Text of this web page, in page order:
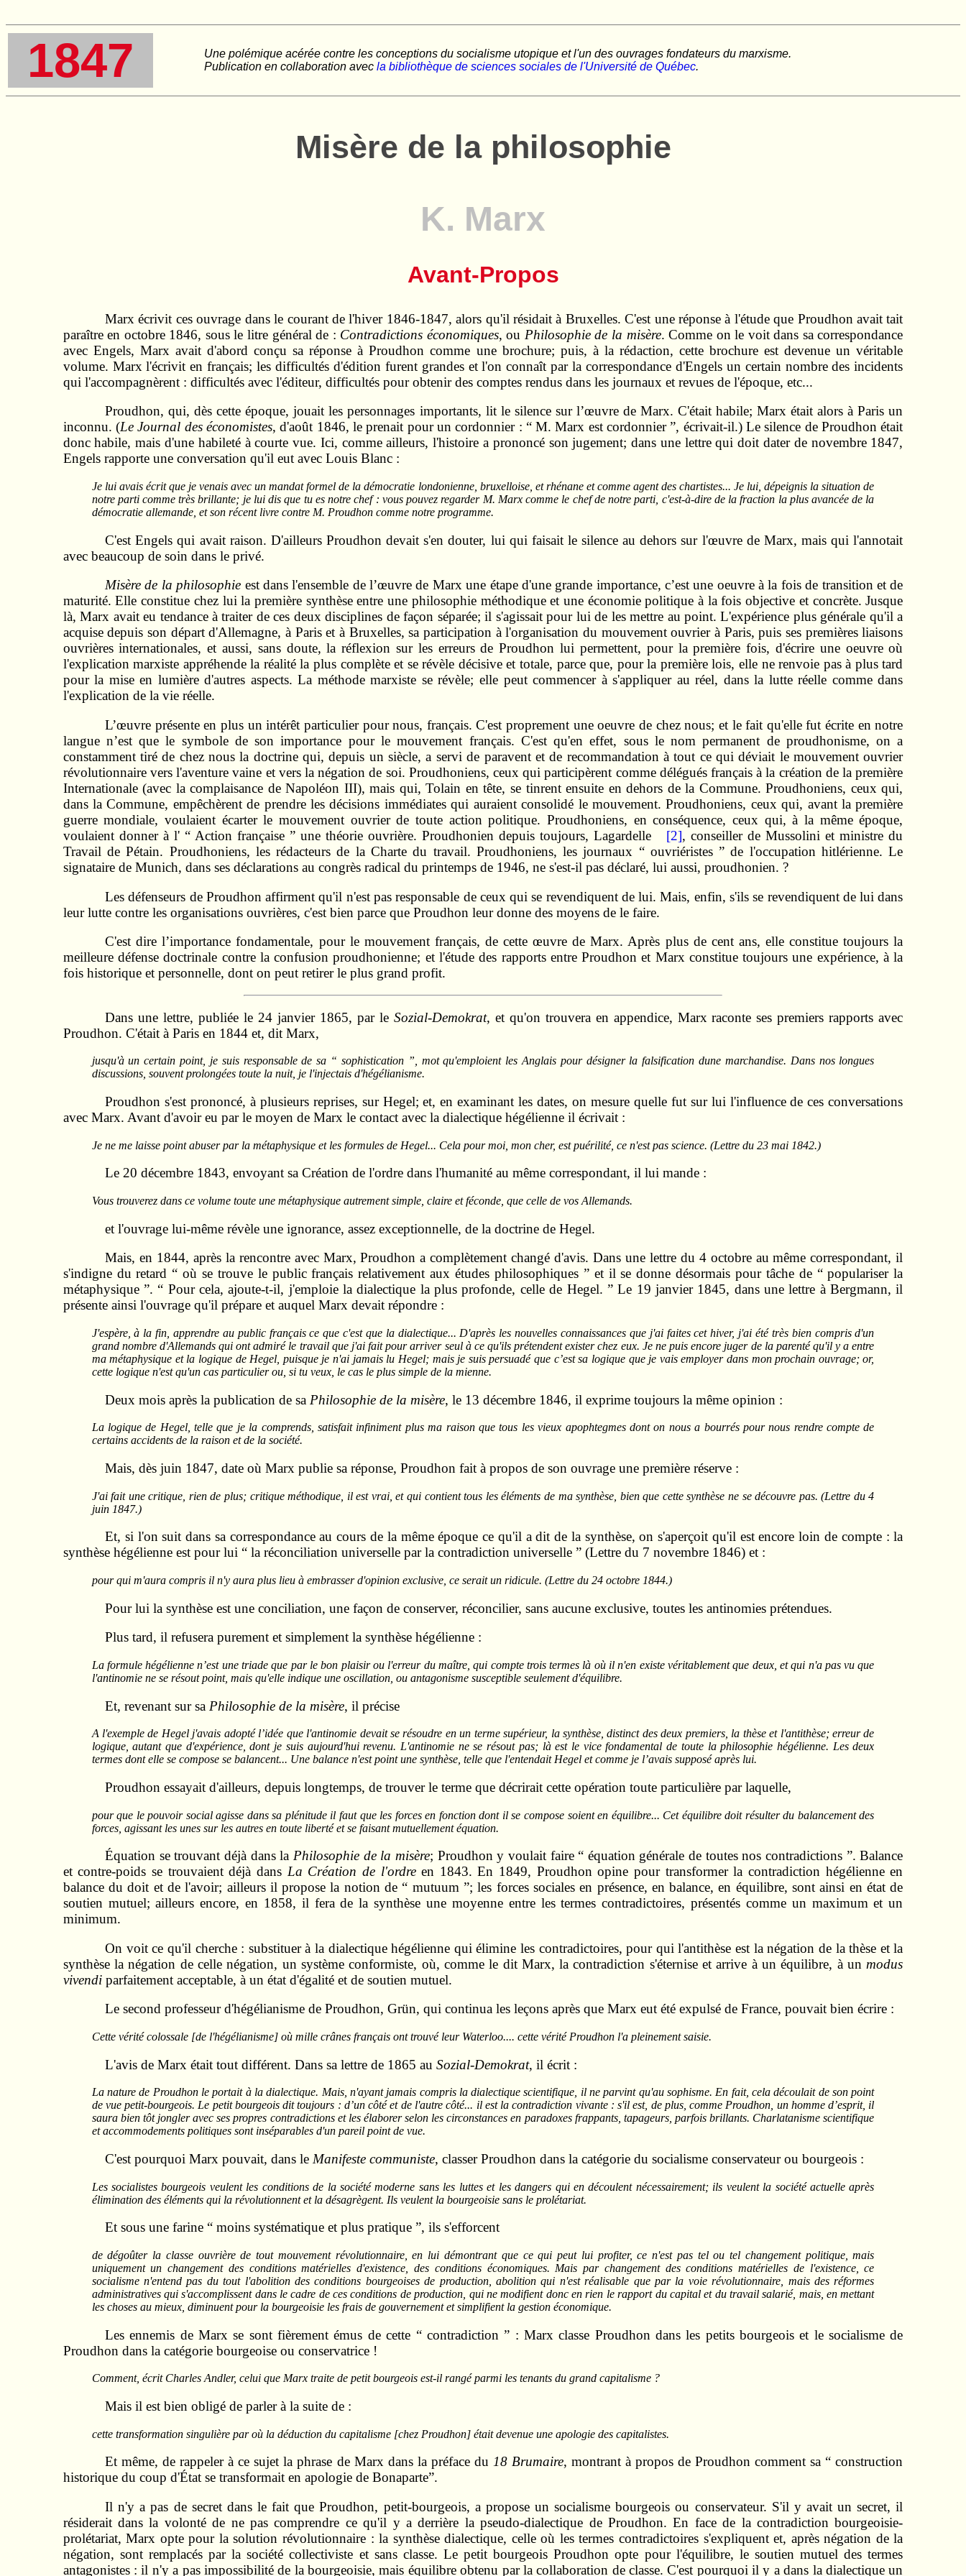
1847
Une polémique acérée contre les conceptions du socialisme utopique et l'un des ouvrages fondateurs du marxisme.
Publication en collaboration avec la bibliothèque de sciences sociales de l'Université de Québec.
Misère de la philosophie
K. Marx
Avant-Propos
Marx écrivit ces ouvrage dans le courant de l'hiver 1846-1847, alors qu'il résidait à Bruxelles. C'est une réponse à l'étude que Proudhon avait tait
paraître en octobre 1846, sous le litre général de : Contradictions économiques, ou Philosophie de la misère. Comme on le voit dans sa correspondance
avec Engels, Marx avait d'abord conçu sa réponse à Proudhon comme une brochure; puis, à la rédaction, cette brochure est devenue un véritable
volume. Marx l'écrivit en français; les difficultés d'édition furent grandes et l'on connaît par la correspondance d'Engels un certain nombre des incidents
qui l'accompagnèrent : difficultés avec l'éditeur, difficultés pour obtenir des comptes rendus dans les journaux et revues de l'époque, etc...
Proudhon, qui, dès cette époque, jouait les personnages importants, lit le silence sur l’œuvre de Marx. C'était habile; Marx était alors à Paris un
inconnu. (Le Journal des économistes, d'août 1846, le prenait pour un cordonnier : “ M. Marx est cordonnier ”, écrivait-il.) Le silence de Proudhon était
donc habile, mais d'une habileté à courte vue. Ici, comme ailleurs, l'histoire a prononcé son jugement; dans une lettre qui doit dater de novembre 1847,
Engels rapporte une conversation qu'il eut avec Louis Blanc :
Je lui avais écrit que je venais avec un mandat formel de la démocratie londonienne, bruxelloise, et rhénane et comme agent des chartistes... Je lui, dépeignis la situation de
notre parti comme très brillante; je lui dis que tu es notre chef : vous pouvez regarder M. Marx comme le chef de notre parti, c'est-à-dire de la fraction la plus avancée de la
démocratie allemande, et son récent livre contre M. Proudhon comme notre programme.
C'est Engels qui avait raison. D'ailleurs Proudhon devait s'en douter, lui qui faisait le silence au dehors sur l'œuvre de Marx, mais qui l'annotait
avec beaucoup de soin dans le privé.
Misère de la philosophie est dans l'ensemble de l’œuvre de Marx une étape d'une grande importance, c’est une oeuvre à la fois de transition et de
maturité. Elle constitue chez lui la première synthèse entre une philosophie méthodique et une économie politique à la fois objective et concrète. Jusque
là, Marx avait eu tendance à traiter de ces deux disciplines de façon séparée; il s'agissait pour lui de les mettre au point. L'expérience plus générale qu'il a
acquise depuis son départ d'Allemagne, à Paris et à Bruxelles, sa participation à l'organisation du mouvement ouvrier à Paris, puis ses premières liaisons
ouvrières internationales, et aussi, sans doute, la réflexion sur les erreurs de Proudhon lui permettent, pour la première fois, d'écrire une oeuvre où
l'explication marxiste appréhende la réalité la plus complète et se révèle décisive et totale, parce que, pour la première lois, elle ne renvoie pas à plus tard
pour la mise en lumière d'autres aspects. La méthode marxiste se révèle; elle peut commencer à s'appliquer au réel, dans la lutte réelle comme dans
l'explication de la vie réelle.
L’œuvre présente en plus un intérêt particulier pour nous, français. C'est proprement une oeuvre de chez nous; et le fait qu'elle fut écrite en notre
langue n’est que le symbole de son importance pour le mouvement français. C'est qu'en effet, sous le nom permanent de proudhonisme, on a
constamment tiré de chez nous la doctrine qui, depuis un siècle, a servi de paravent et de recommandation à tout ce qui déviait le mouvement ouvrier
révolutionnaire vers l'aventure vaine et vers la négation de soi. Proudhoniens, ceux qui participèrent comme délégués français à la création de la première
Internationale (avec la complaisance de Napoléon III), mais qui, Tolain en tête, se tinrent ensuite en dehors de la Commune. Proudhoniens, ceux qui,
dans la Commune, empêchèrent de prendre les décisions immédiates qui auraient consolidé le mouvement. Proudhoniens, ceux qui, avant la première
guerre mondiale, voulaient écarter le mouvement ouvrier de toute action politique. Proudhoniens, en conséquence, ceux qui, à la même époque,
voulaient donner à l' “ Action française ” une théorie ouvrière. Proudhonien depuis toujours, Lagardelle [2], conseiller de Mussolini et ministre du
Travail de Pétain. Proudhoniens, les rédacteurs de la Charte du travail. Proudhoniens, les journaux “ ouvriéristes ” de l'occupation hitlérienne. Le
signataire de Munich, dans ses déclarations au congrès radical du printemps de 1946, ne s'est-il pas déclaré, lui aussi, proudhonien. ?
Les défenseurs de Proudhon affirment qu'il n'est pas responsable de ceux qui se revendiquent de lui. Mais, enfin, s'ils se revendiquent de lui dans
leur lutte contre les organisations ouvrières, c'est bien parce que Proudhon leur donne des moyens de le faire.
C'est dire l’importance fondamentale, pour le mouvement français, de cette œuvre de Marx. Après plus de cent ans, elle constitue toujours la
meilleure défense doctrinale contre la confusion proudhonienne; et l'étude des rapports entre Proudhon et Marx constitue toujours une expérience, à la
fois historique et personnelle, dont on peut retirer le plus grand profit.
Dans une lettre, publiée le 24 janvier 1865, par le Sozial-Demokrat, et qu'on trouvera en appendice, Marx raconte ses premiers rapports avec
Proudhon. C'était à Paris en 1844 et, dit Marx,
jusqu'à un certain point, je suis responsable de sa “ sophistication ”, mot qu'emploient les Anglais pour désigner la falsification dune marchandise. Dans nos longues
discussions, souvent prolongées toute la nuit, je l'injectais d'hégélianisme.
Proudhon s'est prononcé, à plusieurs reprises, sur Hegel; et, en examinant les dates, on mesure quelle fut sur lui l'influence de ces conversations
avec Marx. Avant d'avoir eu par le moyen de Marx le contact avec la dialectique hégélienne il écrivait :
Je ne me laisse point abuser par la métaphysique et les formules de Hegel... Cela pour moi, mon cher, est puérilité, ce n'est pas science. (Lettre du 23 mai 1842.)
Le 20 décembre 1843, envoyant sa Création de l'ordre dans l'humanité au même correspondant, il lui mande :
Vous trouverez dans ce volume toute une métaphysique autrement simple, claire et féconde, que celle de vos Allemands.
et l'ouvrage lui-même révèle une ignorance, assez exceptionnelle, de la doctrine de Hegel.
Mais, en 1844, après la rencontre avec Marx, Proudhon a complètement changé d'avis. Dans une lettre du 4 octobre au même correspondant, il
s'indigne du retard “ où se trouve le public français relativement aux études philosophiques ” et il se donne désormais pour tâche de “ populariser la
métaphysique ”. “ Pour cela, ajoute-t-il, j'emploie la dialectique la plus profonde, celle de Hegel. ” Le 19 janvier 1845, dans une lettre à Bergmann, il
présente ainsi l'ouvrage qu'il prépare et auquel Marx devait répondre :
J'espère, à la fin, apprendre au public français ce que c'est que la dialectique... D'après les nouvelles connaissances que j'ai faites cet hiver, j'ai été très bien compris d'un
grand nombre d'Allemands qui ont admiré le travail que j'ai fait pour arriver seul à ce qu'ils prétendent exister chez eux. Je ne puis encore juger de la parenté qu'il y a entre
ma métaphysique et la logique de Hegel, puisque je n'ai jamais lu Hegel; mais je suis persuadé que c’est sa logique que je vais employer dans mon prochain ouvrage; or,
cette logique n'est qu'un cas particulier ou, si tu veux, le cas le plus simple de la mienne.
Deux mois après la publication de sa Philosophie de la misère, le 13 décembre 1846, il exprime toujours la même opinion :
La logique de Hegel, telle que je la comprends, satisfait infiniment plus ma raison que tous les vieux apophtegmes dont on nous a bourrés pour nous rendre compte de
certains accidents de la raison et de la société.
Mais, dès juin 1847, date où Marx publie sa réponse, Proudhon fait à propos de son ouvrage une première réserve :
J'ai fait une critique, rien de plus; critique méthodique, il est vrai, et qui contient tous les éléments de ma synthèse, bien que cette synthèse ne se découvre pas. (Lettre du 4
juin 1847.)
Et, si l'on suit dans sa correspondance au cours de la même époque ce qu'il a dit de la synthèse, on s'aperçoit qu'il est encore loin de compte : la
synthèse hégélienne est pour lui “ la réconciliation universelle par la contradiction universelle ” (Lettre du 7 novembre 1846) et :
pour qui m'aura compris il n'y aura plus lieu à embrasser d'opinion exclusive, ce serait un ridicule. (Lettre du 24 octobre 1844.)
Pour lui la synthèse est une conciliation, une façon de conserver, réconcilier, sans aucune exclusive, toutes les antinomies prétendues.
Plus tard, il refusera purement et simplement la synthèse hégélienne :
La formule hégélienne n’est une triade que par le bon plaisir ou l'erreur du maître, qui compte trois termes là où il n'en existe véritablement que deux, et qui n'a pas vu que
l'antinomie ne se résout point, mais qu'elle indique une oscillation, ou antagonisme susceptible seulement d'équilibre.
Et, revenant sur sa Philosophie de la misère, il précise
A l'exemple de Hegel j'avais adopté l’idée que l'antinomie devait se résoudre en un terme supérieur, la synthèse, distinct des deux premiers, la thèse et l'antithèse; erreur de
logique, autant que d'expérience, dont je suis aujourd'hui revenu. L'antinomie ne se résout pas; là est le vice fondamental de toute la philosophie hégélienne. Les deux
termes dont elle se compose se balancent... Une balance n'est point une synthèse, telle que l'entendait Hegel et comme je l’avais supposé après lui.
Proudhon essayait d'ailleurs, depuis longtemps, de trouver le terme que décrirait cette opération toute particulière par laquelle,
pour que le pouvoir social agisse dans sa plénitude il faut que les forces en fonction dont il se compose soient en équilibre... Cet équilibre doit résulter du balancement des
forces, agissant les unes sur les autres en toute liberté et se faisant mutuellement équation.
Équation se trouvant déjà dans la Philosophie de la misère; Proudhon y voulait faire “ équation générale de toutes nos contradictions ”. Balance
et contre-poids se trouvaient déjà dans La Création de l'ordreen 1843. En 1849, Proudhon opine pour transformer la contradiction hégélienne en
balance du doit et de l'avoir; ailleurs il propose la notion de “ mutuum ”; les forces sociales en présence, en balance, en équilibre, sont ainsi en état de
soutien mutuel; ailleurs encore, en 1858, il fera de la synthèse une moyenne entre les termes contradictoires, présentés comme un maximum et un
minimum.
On voit ce qu'il cherche : substituer à la dialectique hégélienne qui élimine les contradictoires, pour qui l'antithèse est la négation de la thèse et la
synthèse la négation de celle négation, un système conformiste, où, comme le dit Marx, la contradiction s'éternise et arrive à un équilibre, à un modus
vivendiparfaitement acceptable, à un état d'égalité et de soutien mutuel.
Le second professeur d'hégélianisme de Proudhon, Grün, qui continua les leçons après que Marx eut été expulsé de France, pouvait bien écrire :
Cette vérité colossale [de l'hégélianisme] où mille crânes français ont trouvé leur Waterloo.... cette vérité Proudhon l'a pleinement saisie.
L'avis de Marx était tout différent. Dans sa lettre de 1865 auSozial-Demokrat, il écrit :
La nature de Proudhon le portait à la dialectique. Mais, n'ayant jamais compris la dialectique scientifique, il ne parvint qu'au sophisme. En fait, cela découlait de son point
de vue petit-bourgeois. Le petit bourgeois dit toujours : d’un côté et de l'autre côté... il est la contradiction vivante : s'il est, de plus, comme Proudhon, un homme d’esprit, il
saura bien tôt jongler avec ses propres contradictions et les élaborer selon les circonstances en paradoxes frappants, tapageurs, parfois brillants. Charlatanisme scientifique
et accommodements politiques sont inséparables d'un pareil point de vue.
C'est pourquoi Marx pouvait, dans le Manifeste communiste, classer Proudhon dans la catégorie du socialisme conservateur ou bourgeois :
Les socialistes bourgeois veulent les conditions de la société moderne sans les luttes et les dangers qui en découlent nécessairement; ils veulent la société actuelle après
élimination des éléments qui la révolutionnent et la désagrègent. Ils veulent la bourgeoisie sans le prolétariat.
Et sous une farine “ moins systématique et plus pratique ”, ils s'efforcent
de dégoûter la classe ouvrière de tout mouvement révolutionnaire, en lui démontrant que ce qui peut lui profiter, ce n'est pas tel ou tel changement politique, mais
uniquement un changement des conditions matérielles d'existence, des conditions économiques. Mais par changement des conditions matérielles de l'existence, ce
socialisme n'entend pas du tout l'abolition des conditions bourgeoises de production, abolition qui n'est réalisable que par la voie révolutionnaire, mais des réformes
administratives qui s'accomplissent dans le cadre de ces conditions de production, qui ne modifient donc en rien le rapport du capital et du travail salarié, mais, en mettant
les choses au mieux, diminuent pour la bourgeoisie les frais de gouvernement et simplifient la gestion économique.
Les ennemis de Marx se sont fièrement émus de cette “ contradiction ” : Marx classe Proudhon dans les petits bourgeois et le socialisme de
Proudhon dans la catégorie bourgeoise ou conservatrice !
Comment, écrit Charles Andler, celui que Marx traite de petit bourgeois est-il rangé parmi les tenants du grand capitalisme ?
Mais il est bien obligé de parler à la suite de :
cette transformation singulière par où la déduction du capitalisme [chez Proudhon] était devenue une apologie des capitalistes.
Et même, de rappeler à ce sujet la phrase de Marx dans la préface du 18 Brumaire, montrant à propos de Proudhon comment sa “ construction
historique du coup d'État se transformait en apologie de Bonaparte”.
Il n'y a pas de secret dans le fait que Proudhon, petit-bourgeois, a propose un socialisme bourgeois ou conservateur. S'il y avait un secret, il
résiderait dans la volonté de ne pas comprendre ce qu'il y a derrière la pseudo-dialectique de Proudhon. En face de la contradiction bourgeoisie-
prolétariat, Marx opte pour la solution révolutionnaire : la synthèse dialectique, celle où les termes contradictoires s'expliquent et, après négation de la
négation, sont remplacés par la société collectiviste et sans classe. Le petit bourgeois Proudhon opte pour l'équilibre, le soutien mutuel des termes
antagonistes : il n'y a pas impossibilité de la bourgeoisie, mais équilibre obtenu par la collaboration de classe. C'est pourquoi il y a dans la dialectique un